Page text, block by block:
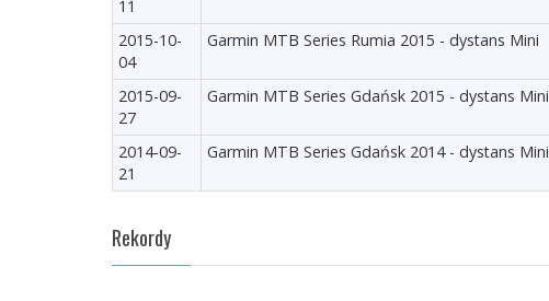
11
2015-10-
04
Garmin MTB Series Rumia 2015 - dystans Mini
2015-09-
27
Garmin MTB Series Gdańsk 2015 - dystans Mini
2014-09-
21
Garmin MTB Series Gdańsk 2014 - dystans Mini
Rekordy